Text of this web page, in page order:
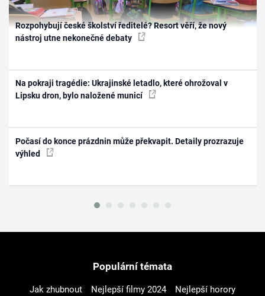
Rozpohybují české školství ředitelé? Resort věří, že nový
nástroj utne nekonečné debaty
Na pokraji tragédie: Ukrajinské letadlo, které ohrožoval v
Lipsku dron, bylo naložené municí
Počasí do konce prázdnin může překvapit. Detaily prozrazuje
výhled
Populární témata
Jak zhubnout Nejlepší filmy 2024
Nejlepší horory